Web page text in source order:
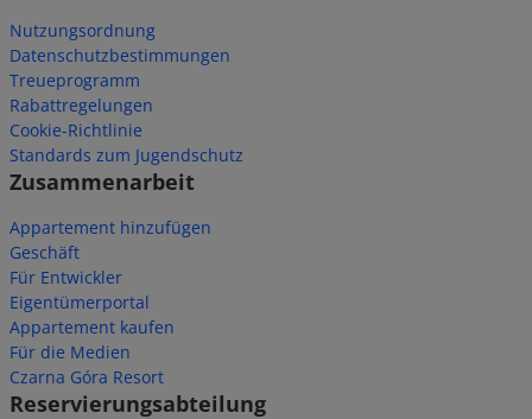
Nutzungsordnung
Datenschutzbestimmungen
Treueprogramm
Rabattregelungen
Cookie-Richtlinie
Standards zum Jugendschutz
Zusammenarbeit
Appartement hinzufügen
Geschäft
Für Entwickler
Eigentümerportal
Appartement kaufen
Für die Medien
Czarna Góra Resort
Reservierungsabteilung